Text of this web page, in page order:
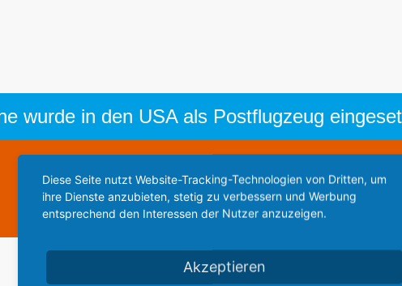
wurde in den USA als Postflugzeug
This website is for sale
Statistics
Diese Seite nutzt Website-Tracking-Technologien von Dritten, um
ihre Dienste anzubieten, stetig zu verbessern und Werbung
entsprechend den Interessen der Nutzer anzuzeigen.
Akzeptieren